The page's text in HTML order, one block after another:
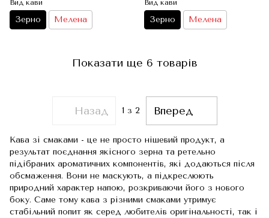
Вид кави
Зерно Мелена
Вид кави
Зерно Мелена
Показати ще 6 товарів
Назад 1 з 2 Вперед
Кава зі смаками - це не просто нішевий продукт, а
результат поєднання якісного зерна та ретельно
підібраних ароматичних компонентів, які додаються після
обсмаження. Вони не маскують, а підкреслюють
природний характер напою, розкриваючи його з нового
боку. Саме тому кава з різними смаками утримує
стабільний попит як серед любителів оригінальності, так і